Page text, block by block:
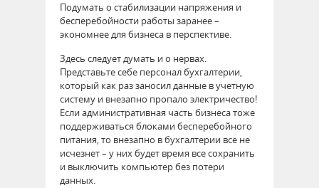
Подумать о стабилизации напряжения и
бесперебойности работы заранее –
экономнее для бизнеса в перспективе.
Здесь следует думать и о нервах.
Представьте себе персонал бухгалтерии,
который как раз заносил данные в учетную
систему и внезапно пропало электричество!
Если административная часть бизнеса тоже
поддерживаться блоками бесперебойного
питания, то внезапно в бухгалтерии все не
исчезнет – у них будет время все сохранить
и выключить компьютер без потери
данных.